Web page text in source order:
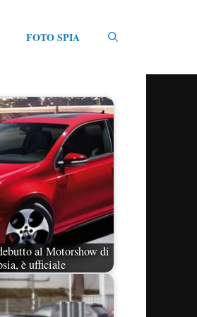
FOTO SPIA
al Motorshow di
è ufficiale